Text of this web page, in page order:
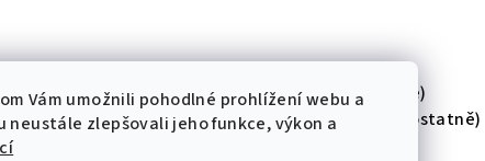
Vám umožnili pohodlné prohlížení webu a
neustále zlepšovali jeho funkce, výkon a
Warrior Lite (EN 1621.1 Lv. 1, CE certifikace)
zádového chráničeWarrior (prodává se samostatně)